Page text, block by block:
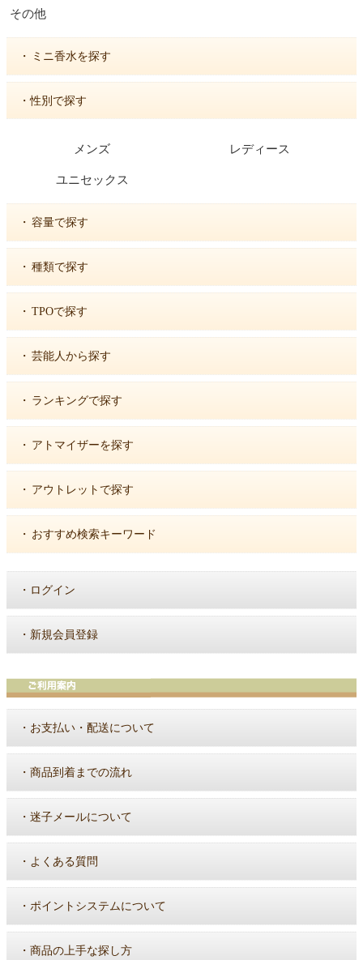
その他
・ ミニ香水を探す
・性別で探す
メンズ レディース
ユニセックス
・ 容量で探す
・ 種類で探す
・ TPOで探す
・ 芸能人から探す
・ ランキングで探す
・ アトマイザーを探す
・ アウトレットで探す
・ おすすめ検索キーワード
・ ログイン
・ 新規会員登録
・ お支払い・配送について
・ 商品到着までの流れ
・ 迷子メールについて
・ よくある質問
・ ポイントシステムについて
・ 商品の上手な探し方